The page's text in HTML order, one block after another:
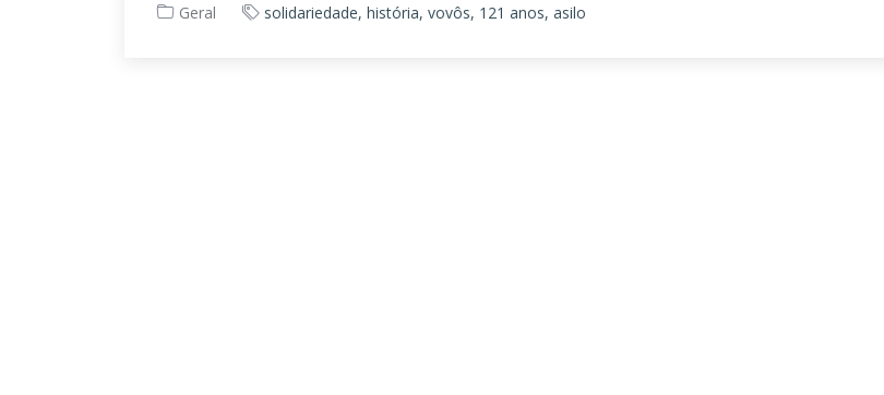
Geral solidariedade, história, vovôs, 121 anos, asilo